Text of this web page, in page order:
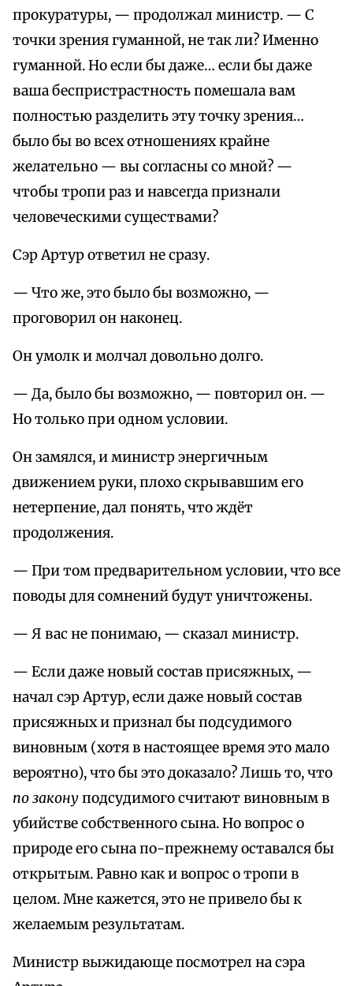
прокуратуры, — продолжал министр. — С
точки зрения гуманной, не так ли? Именно
гуманной. Но если бы даже… если бы даже
ваша беспристрастность помешала вам
полностью разделить эту точку зрения…
было бы во всех отношениях крайне
желательно — вы согласны со мной? —
чтобы тропи раз и навсегда признали
человеческими существами?
Сэр Артур ответил не сразу.
— Что же, это было бы возможно, —
проговорил он наконец.
Он умолк и молчал довольно долго.
— Да, было бы возможно, — повторил он. —
Но только при одном условии.
Он замялся, и министр энергичным
движением руки, плохо скрывавшим его
нетерпение, дал понять, что ждёт
продолжения.
— При том предварительном условии, что все
поводы для сомнений будут уничтожены.
— Я вас не понимаю, — сказал министр.
— Если даже новый состав присяжных, —
начал сэр Артур, если даже новый состав
присяжных и признал бы подсудимого
виновным (хотя в настоящее время это мало
вероятно), что бы это доказало? Лишь то, что
по законуподсудимого считают виновным в
убийстве собственного сына. Но вопрос о
природе его сына по-прежнему оставался бы
открытым. Равно как и вопрос о тропи в
целом. Мне кажется, это не привело бы к
желаемым результатам.
Министр выжидающе посмотрел на сэра